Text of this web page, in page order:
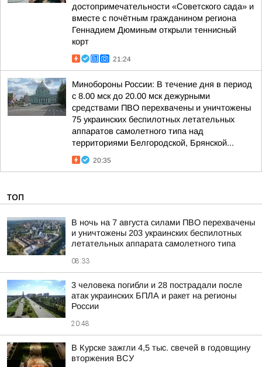
достопримечательности «Советского сада» и
вместе с почётным гражданином региона
Геннадием Дюминым открыли теннисный
корт
21:24
Минобороны России: В течение дня в период
с 8.00 мск до 20.00 мск дежурными
средствами ПВО перехвачены и уничтожены
75 украинских беспилотных летательных
аппаратов самолетного типа над
территориями Белгородской, Брянской...
20:35
ТОП
В ночь на 7 августа силами ПВО перехвачены
и уничтожены 203 украинских беспилотных
летательных аппарата самолетного типа
08:33
3 человека погибли и 28 пострадали после
атак украинских БПЛА и ракет на регионы
России
20:48
В Курске зажгли 4,5 тыс. свечей в годовщину
вторжения ВСУ